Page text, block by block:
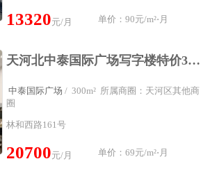
13320元/月 单价：90元/m²⋅月
天河北中泰国际广场写字楼特价313平方办公室带隔间出租免中介费
中泰国际广场 / 300m² 所属商圈：天河区其他商
圈
林和西路161号
20700元/月 单价：69元/m²⋅月